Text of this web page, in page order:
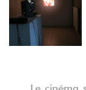
Le cinéma